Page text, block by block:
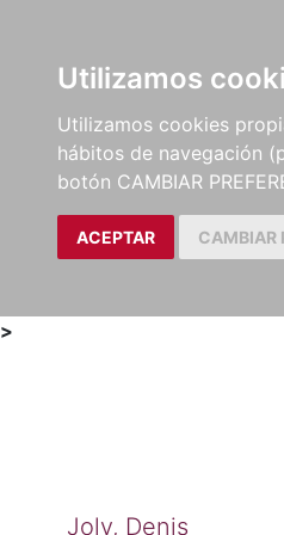
Utilizamos
Utilizamos cookies
hábitos de navegación
botón CAMBIAR
ACEPTAR CAMBIAR
LIBROS
MÉTODOS Y
EJERCICIOS
>
Joly, Denis